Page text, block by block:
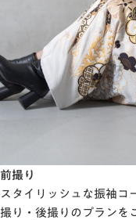
前撮り
スタイリッシュな振袖コ
撮り・後撮りのプランを